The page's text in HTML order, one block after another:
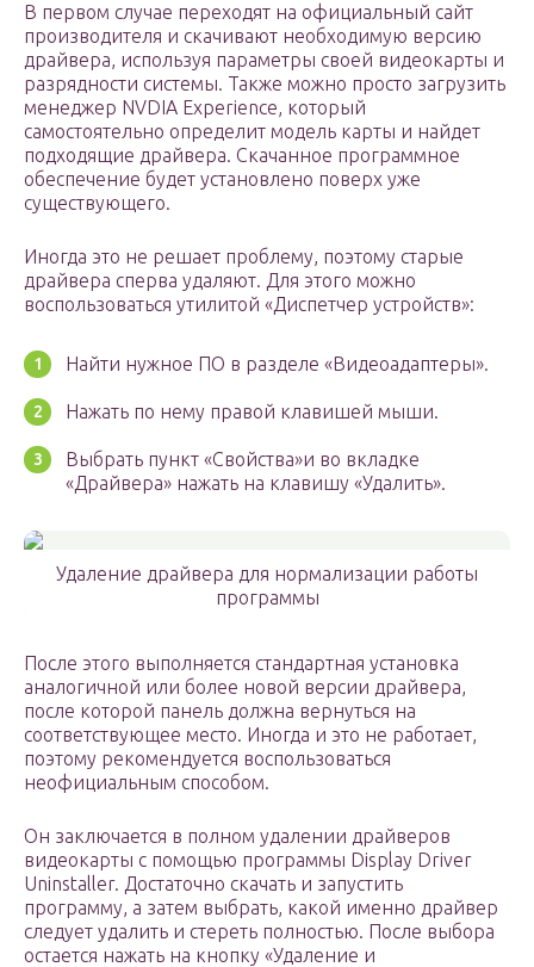
В первом случае переходят на официальный сайт
производителя и скачивают необходимую версию
драйвера, используя параметры своей видеокарты и
разрядности системы. Также можно просто загрузить
менеджер NVDIA Experience, который
самостоятельно определит модель карты и найдет
подходящие драйвера. Скачанное программное
обеспечение будет установлено поверх уже
существующего.
Иногда это не решает проблему, поэтому старые
драйвера сперва удаляют. Для этого можно
воспользоваться утилитой «Диспетчер устройств»:
Найти нужное ПО в разделе «Видеоадаптеры».
Нажать по нему правой клавишей мыши.
Выбрать пункт «Свойства»и во вкладке
«Драйвера» нажать на клавишу «Удалить».
Удаление драйвера для нормализации работы
программы
После этого выполняется стандартная установка
аналогичной или более новой версии драйвера,
после которой панель должна вернуться на
соответствующее место. Иногда и это не работает,
поэтому рекомендуется воспользоваться
неофициальным способом.
Он заключается в полном удалении драйверов
видеокарты с помощью программы Display Driver
Uninstaller. Достаточно скачать и запустить
программу, а затем выбрать, какой именно драйвер
следует удалить и стереть полностью. После выбора
остается нажать на кнопку «Удаление и